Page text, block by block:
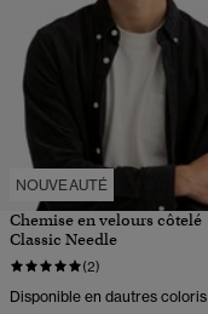
NOUVEAUTÉ
Chemise en velours côtelé
Classic Needle
(2)
Disponible en dautres coloris